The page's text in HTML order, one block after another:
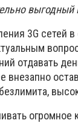
выгодный
3G сетей в
отдавать
огромное